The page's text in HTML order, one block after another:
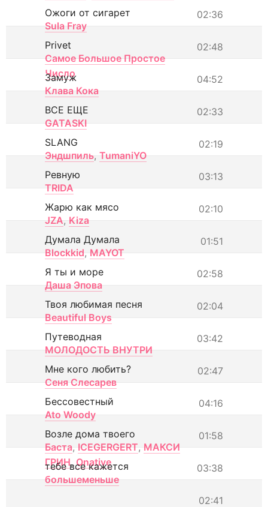
02:36
Ожоги от сигарет
Sula Fray
02:48
Privet
Самое Большое Простое
Число
04:52
Замуж
Клава Кока
02:33
ВСЕ ЕЩЕ
GATASKI
02:19
SLANG
Эндшпиль, TumaniYO
03:13
Ревную
TRIDA
02:10
Жарю как мясо
JZA, Kiza
01:51
Думала Думала
Blockkid, MAYOT
02:58
Я ты и море
Даша Эпова
02:04
Твоя любимая песня
Beautiful Boys
03:42
Путеводная
МОЛОДОСТЬ ВНУТРИ
02:47
Мне кого любить?
Сеня Слесарев
04:16
Бессовестный
Ato Woody
01:58
Возле дома твоего
Баста, ICEGERGERT, МАКСИ
ГРИН, Onative 03:38
тебе все кажется
большеменьше
02:41